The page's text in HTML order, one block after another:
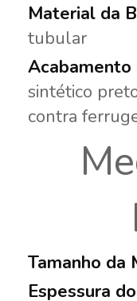
tubular
sintético
contra